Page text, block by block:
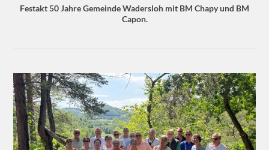
Festakt 50 Jahre Gemeinde Wadersloh mit BM Chapy und BM
Capon.